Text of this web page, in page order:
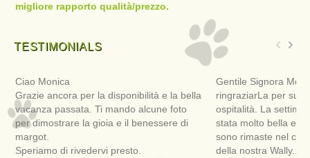
migliore rapporto qualità/prezzo.
TESTIMONIALS
Ciao Monica
Grazie ancora per la disponibilità e la bella
vacanza passata. Ti mando alcune foto
per dimostrare la gioia e il benessere di
margot.
Speriamo di rivedervi presto.
Gentile Signora
ringraziarLa per sua
ospitalità. La
stata molto bella e
sono rimaste nel
della nostra Wally...